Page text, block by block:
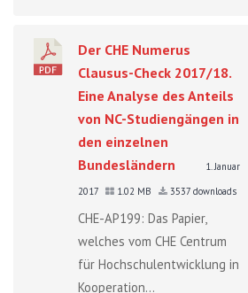
Der CHE Numerus
Clausus-Check 2017/18.
Eine Analyse des Anteils
von NC-Studiengängen in
den einzelnen
Bundesländern
1. Januar
2017
1.02 MB 3537 downloads
CHE-AP199: Das Papier,
welches vom CHE Centrum
für Hochschulentwicklung in
Kooperation...